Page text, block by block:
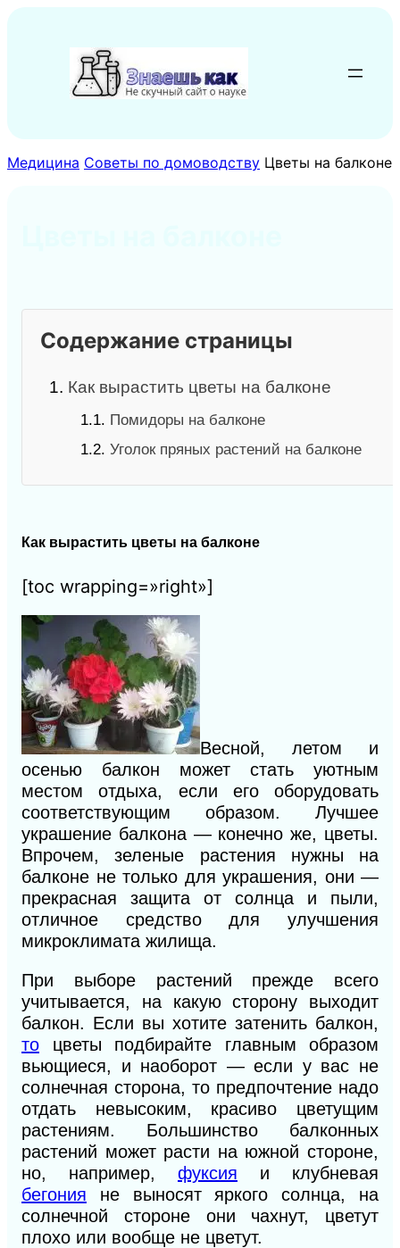
содержимому
Медицина Советы по домоводству Цветы на балконе
Содержание страницы
1. Как вырастить цветы на балконе
1.1. Помидоры на балконе
1.2. Уголок пряных растений на балконе
Как вырастить цветы на балконе
[toc wrapping=»right»]
Весной, летом и
осенью балкон может стать уютным
местом отдыха, если его оборудовать
соответствующим образом. Лучшее
украшение балкона — конечно же, цветы.
Впрочем, зеленые растения нужны на
балконе не только для украшения, они —
прекрасная защита от солнца и пыли,
отличное средство для улучшения
микроклимата жилища.
При выборе растений прежде всего
учитывается, на какую сторону выходит
балкон. Если вы хотите затенить балкон,
то цветы подбирайте главным образом
вьющиеся, и наоборот — если у вас не
солнечная сторона, то предпочтение надо
отдать невысоким, красиво цветущим
растениям. Большинство балконных
растений может расти на южной стороне,
но, например, фуксия и клубневая
бегония не выносят яркого солнца, на
солнечной стороне они чахнут, цветут
плохо или вообще не цветут.